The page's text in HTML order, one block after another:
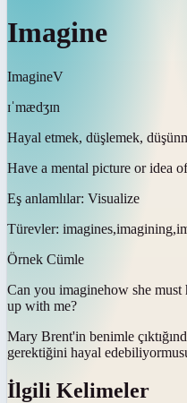
Imagine
ImagineV
ɪˈmædʒɪn
Hayal etmek, düşlemek,
Have a mental picture or idea
Eş anlamlılar: Visualize
Türevler:
Örnek Cümle
Can you imaginehow she
up with me?
Mary Brent'in benimle
gerektiğini hayal edebiliyor
İlgili Kelimeler